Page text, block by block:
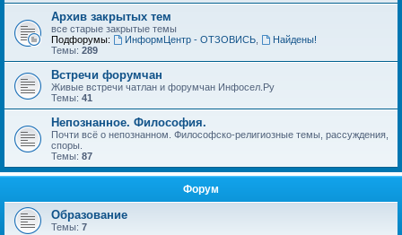
Архив закрытых тем
все старые закрытые темы
Подфорумы:
ИнформЦентр - ОТЗОВИСЬ,
Найдены!
Темы: 289
Встречи форумчан
Живые встречи чатлан и форумчан Инфосел.Ру
Темы: 41
Непознанное. Философия.
Почти всё о непознанном. Философско-религиозные темы, рассуждения,
споры.
Темы: 87
Форум
Образование
Темы: 7